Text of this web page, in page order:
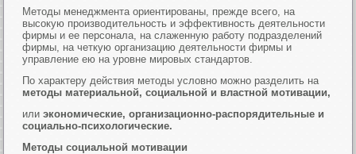
Методы менеджмента ориентированы, прежде всего, на
высокую производительность и эффективность деятельности
фирмы и ее персонала, на слаженную работу подразделений
фирмы, на четкую организацию деятельности фирмы и
управление ею на уровне мировых стандартов.
По характеру действия методы условно можно разделить на
методы материальной, социальной и властной мотивации,
илиэкономические, организационно-распорядительные и
социально-психологические.
Методы социальной мотивации